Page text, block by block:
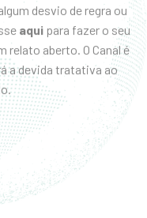
desvio de regra ou
aqui para fazer o seu
relato aberto. O Canal é
a devida tratativa ao